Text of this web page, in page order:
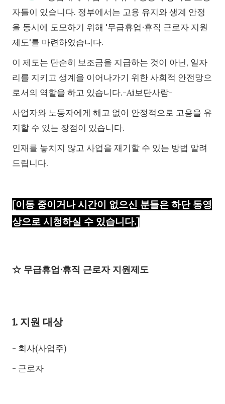
자들이 있습니다. 정부에서는 고용 유지와 생계 안정
을 동시에 도모하기 위해 '무급휴업∙휴직 근로자 지원
제도'를 마련하였습니다.
이 제도는 단순히 보조금을 지급하는 것이 아닌, 일자
리를 지키고 생계을 이어나가기 위한 사회적 안전망으
로서의 역할을 하고 있습니다.-Ai보단사람-
사업자와 노동자에게 해고 없이 안정적으로 고용을 유
지할 수 있는 장점이 있습니다.
인재를 놓치지 않고 사업을 재기할 수 있는 방법 알려
드립니다.
[이동 중이거나 시간이 없으신 분들은 하단 동영
상으로 시청하실 수 있습니다.]
☆ 무급휴업∙휴직 근로자 지원제도
1. 지원 대상
- 회사(사업주)
- 근로자